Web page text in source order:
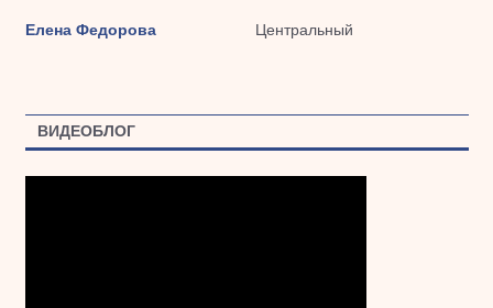
Елена Федорова Центральный
ВИДЕОБЛОГ